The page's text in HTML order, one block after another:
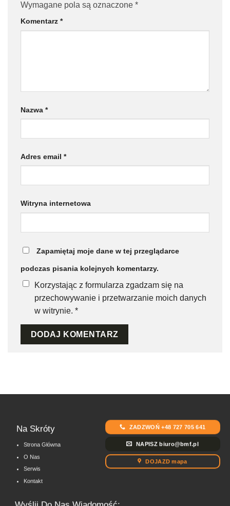
Wymagane pola są oznaczone *
Komentarz *
Nazwa *
Adres email *
Witryna internetowa
Zapamiętaj moje dane w tej przeglądarce
podczas pisania kolejnych komentarzy.
Korzystając z formularza zgadzam się na
przechowywanie i przetwarzanie moich danych
w witrynie. *
Na Skróty
Strona Główna
O Nas
Serwis
Kontakt
ZADZWOŃ +48 727 705 641
NAPISZ biuro@bmf.pl
DOJAZD mapa